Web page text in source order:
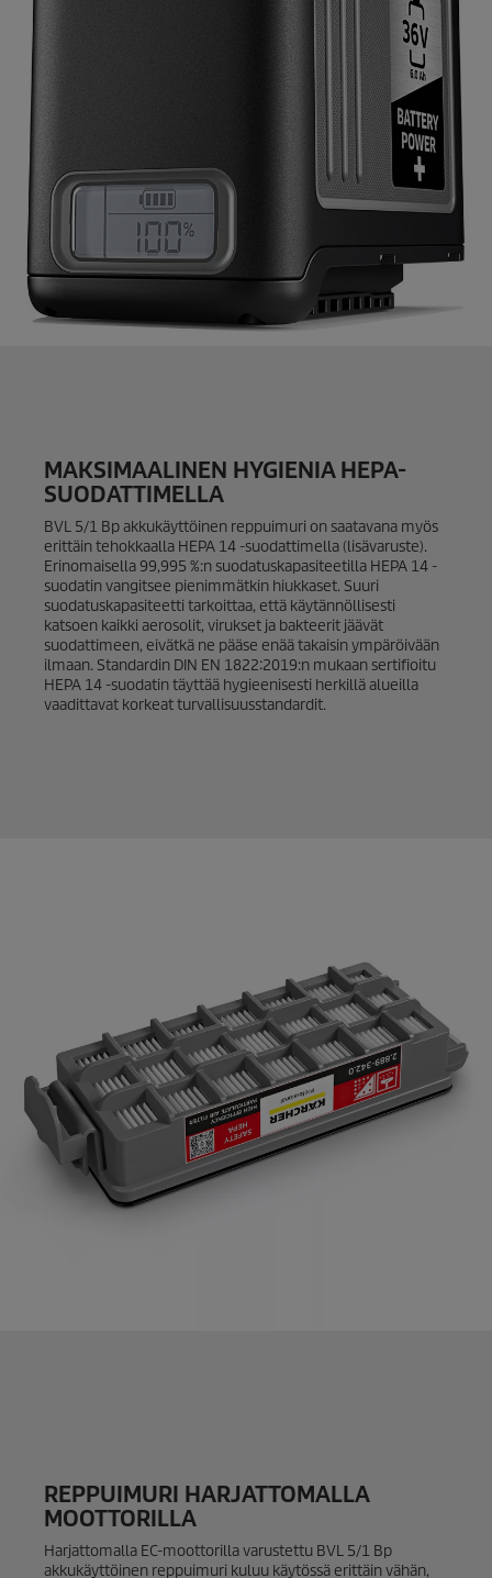
MAKSIMAALINEN HYGIENIA HEPA-
SUODATTIMELLA
BVL 5/1 Bp akkukäyttöinen reppuimuri on saatavana myös
erittäin tehokkaalla HEPA 14 -suodattimella (lisävaruste).
Erinomaisella 99,995 %:n suodatuskapasiteetilla HEPA 14 -
suodatin vangitsee pienimmätkin hiukkaset. Suuri
suodatuskapasiteetti tarkoittaa, että käytännöllisesti
katsoen kaikki aerosolit, virukset ja bakteerit jäävät
suodattimeen, eivätkä ne pääse enää takaisin ympäröivään
ilmaan. Standardin DIN EN 1822:2019:n mukaan sertifioitu
HEPA 14 -suodatin täyttää hygieenisesti herkillä alueilla
vaadittavat korkeat turvallisuusstandardit.
REPPUIMURI HARJATTOMALLA
MOOTTORILLA
Harjattomalla EC-moottorilla varustettu BVL 5/1 Bp
akkukäyttöinen reppuimuri kuluu käytössä erittäin vähän,